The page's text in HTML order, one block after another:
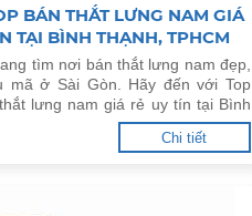
BÁN THẮT LƯNG NAM GIÁ
TẠI BÌNH THẠNH, TPHCM
tìm nơi bán thắt lưng nam đẹp,
mã ở Sài Gòn. Hãy đến với Top
lưng nam giá rẻ uy tín tại Bình
Chi tiết